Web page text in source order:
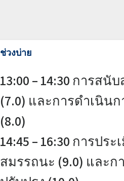
ช่วงบ่าย
13:00 – 14:30 การสนั
(7.0) และการดำเนินก
(8.0)
14:45 – 16:30 การประ
สมรรถนะ (9.0) และก